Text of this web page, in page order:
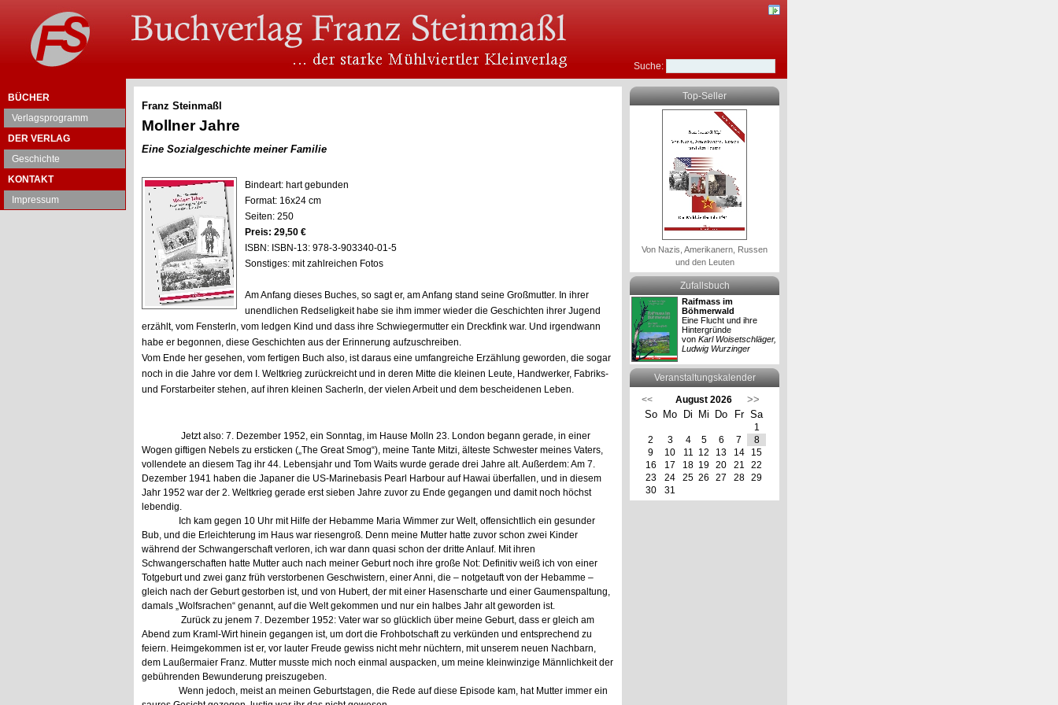
Suche:
BÜCHER
Verlagsprogramm
DER VERLAG
Geschichte
KONTAKT
Impressum
Top-Seller
Von Nazis, Amerikanern, Russen
und den Leuten
Zufallsbuch
Raifmass im
Böhmerwald
Eine Flucht und ihre
Hintergründe
von Karl Woisetschläger,
Ludwig Wurzinger
Veranstaltungskalender
<<
August 2026
>>
So
Mo Di Mi Do Fr Sa
1
2
3 4 5 6 7
8
9
10 11 12 13 14
15
16
17 18 19 20 21
22
23
24 25 26 27 28
29
30
31
Franz Steinmaßl
Mollner Jahre
Eine Sozialgeschichte meiner Familie
Bindeart: hart gebunden
Format: 16x24 cm
Seiten: 250
Preis: 29,50 €
ISBN: ISBN-13: 978-3-903340-01-5
Sonstiges: mit zahlreichen Fotos
Am Anfang dieses Buches, so sagt er, am Anfang stand seine Großmutter. In ihrer
unendlichen Redseligkeit habe sie ihm immer wieder die Geschichten ihrer Jugend
erzählt, vom Fensterln, vom ledgen Kind und dass ihre Schwiegermutter ein Dreckfink war. Und irgendwann
habe er begonnen, diese Geschichten aus der Erinnerung aufzuschreiben.
Vom Ende her gesehen, vom fertigen Buch also, ist daraus eine umfangreiche Erzählung geworden, die sogar
noch in die Jahre vor dem I. Weltkrieg zurückreicht und in deren Mitte die kleinen Leute, Handwerker, Fabriks-
und Forstarbeiter stehen, auf ihren kleinen Sacherln, der vielen Arbeit und dem bescheidenen Leben.
Jetzt also: 7. Dezember 1952, ein Sonntag, im Hause Molln 23. London begann gerade, in einer
Wogen giftigen Nebels zu ersticken („The Great Smog“), meine Tante Mitzi, älteste Schwester meines Vaters,
vollendete an diesem Tag ihr 44. Lebensjahr und Tom Waits wurde gerade drei Jahre alt. Außerdem: Am 7.
Dezember 1941 haben die Japaner die US-Marinebasis Pearl Harbour auf Hawai überfallen, und in diesem
Jahr 1952 war der 2. Weltkrieg gerade erst sieben Jahre zuvor zu Ende gegangen und damit noch höchst
lebendig.
Ich kam gegen 10 Uhr mit Hilfe der Hebamme Maria Wimmer zur Welt, offensichtlich ein gesunder
Bub, und die Erleichterung im Haus war riesengroß. Denn meine Mutter hatte zuvor schon zwei Kinder
während der Schwangerschaft verloren, ich war dann quasi schon der dritte Anlauf. Mit ihren
Schwangerschaften hatte Mutter auch nach meiner Geburt noch ihre große Not: Definitiv weiß ich von einer
Totgeburt und zwei ganz früh verstorbenen Geschwistern, einer Anni, die – notgetauft von der Hebamme –
gleich nach der Geburt gestorben ist, und von Hubert, der mit einer Hasenscharte und einer Gaumenspaltung,
damals „Wolfsrachen“ genannt, auf die Welt gekommen und nur ein halbes Jahr alt geworden ist.
Zurück zu jenem 7. Dezember 1952: Vater war so glücklich über meine Geburt, dass er gleich am
Abend zum Kraml-Wirt hinein gegangen ist, um dort die Frohbotschaft zu verkünden und entsprechend zu
feiern. Heimgekommen ist er, vor lauter Freude gewiss nicht mehr nüchtern, mit unserem neuen Nachbarn,
dem Laußermaier Franz. Mutter musste mich noch einmal auspacken, um meine kleinwinzige Männlichkeit der
gebührenden Bewunderung preiszugeben.
Wenn jedoch, meist an meinen Geburtstagen, die Rede auf diese Episode kam, hat Mutter immer ein